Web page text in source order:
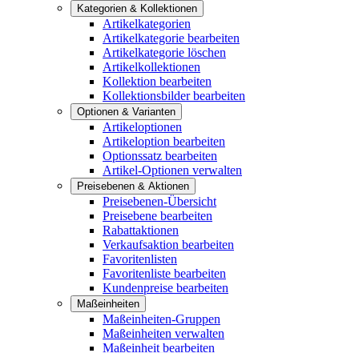
Kategorien & Kollektionen
Artikelkategorien
Artikelkategorie bearbeiten
Artikelkategorie löschen
Artikelkollektionen
Kollektion bearbeiten
Kollektionsbilder bearbeiten
Optionen & Varianten
Artikeloptionen
Artikeloption bearbeiten
Optionssatz bearbeiten
Artikel-Optionen verwalten
Preisebenen & Aktionen
Preisebenen-Übersicht
Preisebene bearbeiten
Rabattaktionen
Verkaufsaktion bearbeiten
Favoritenlisten
Favoritenliste bearbeiten
Kundenpreise bearbeiten
Maßeinheiten
Maßeinheiten-Gruppen
Maßeinheiten verwalten
Maßeinheit bearbeiten